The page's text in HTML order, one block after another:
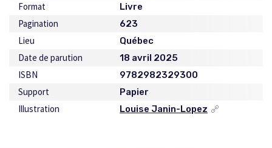
Format Livre
Pagination 623
Lieu Québec
Date de parution 18 avril 2025
ISBN 9782982329300
Support Papier
Illustration Louise Janin-Lopez
Ce